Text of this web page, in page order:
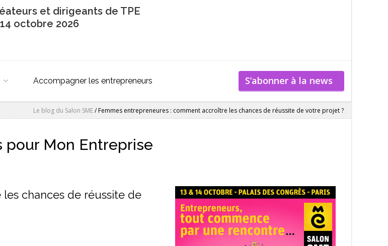
et dirigeants de TPE
octobre 2026
Accompagner les entrepreneurs S’abonner à la news
Le blog du Salon SME/Femmes entrepreneures : comment accroître les chances de réussite de votre projet ?
pour Mon Entreprise
chances de réussite de